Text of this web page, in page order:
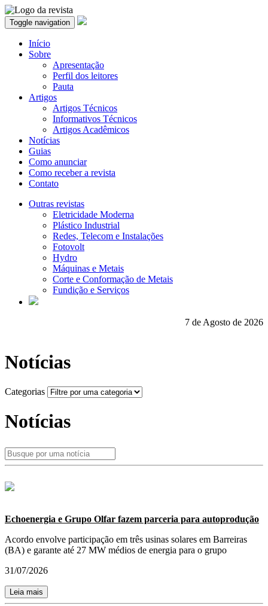
Toggle navigation
Início
Sobre
Apresentação
Perfil dos leitores
Pauta
Artigos
Artigos Técnicos
Informativos Técnicos
Artigos Acadêmicos
Notícias
Guias
Como anunciar
Como receber a revista
Contato
Outras revistas
Eletricidade Moderna
Plástico Industrial
Redes, Telecom e Instalações
Fotovolt
Hydro
Máquinas e Metais
Corte e Conformação de Metais
Fundição e Serviços
7 de Agosto de 2026
Notícias
Categorias
Notícias
Echoenergia e Grupo Olfar fazem parceria para autoprodução
Acordo envolve participação em três usinas solares em Barreiras
(BA) e garante até 27 MW médios de energia para o grupo
31/07/2026
Leia mais